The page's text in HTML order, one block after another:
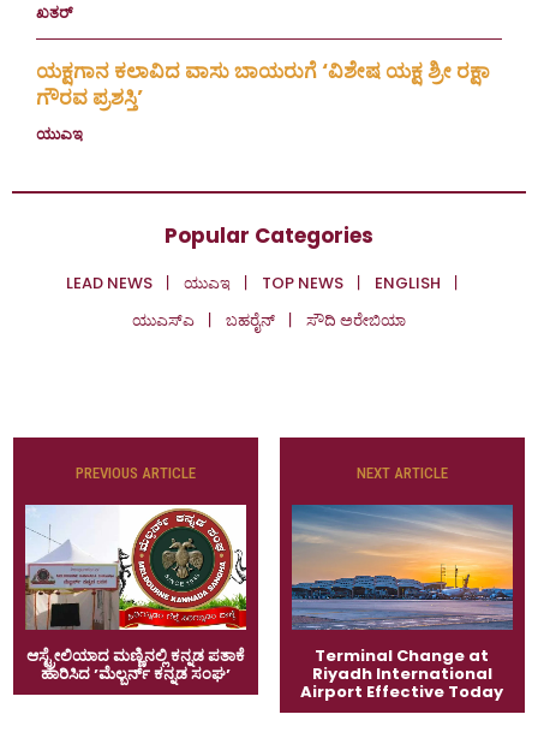
ಖತರ್
ಯಕ್ಷಗಾನ ಕಲಾವಿದ ವಾಸು ಬಾಯರುಗೆ ‘ವಿಶೇಷ ಯಕ್ಷ ಶ್ರೀ ರಕ್ಷಾ
ಗೌರವ ಪ್ರಶಸ್ತಿ’
ಯುಎಇ
Popular Categories
LEAD NEWS ಯುಎಇ TOP NEWS
ENGLISH
ಯುಎಸ್‌ಎ
ಬಹರೈನ್ ಸೌದಿ ಅರೇಬಿಯಾ
PREVIOUS ARTICLE
ಆಸ್ಟ್ರೇಲಿಯಾದ ಮಣ್ಣಿನಲ್ಲಿ ಕನ್ನಡ ಪತಾಕೆ
ಹಾರಿಸಿದ ʼಮೆಲ್ಬರ್ನ್‌ ಕನ್ನಡ ಸಂಘʼ
NEXT ARTICLE
Terminal Change at
Riyadh International
Airport Effective Today